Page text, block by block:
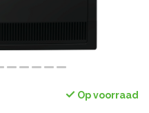
Op voorraad